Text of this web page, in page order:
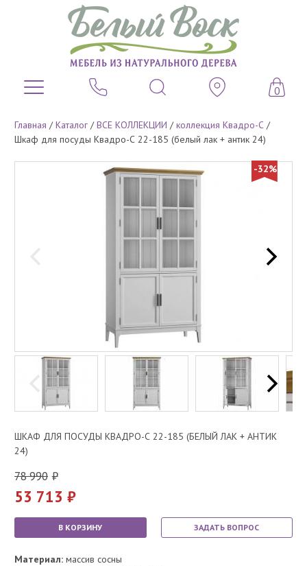
0
Главная /Каталог /ВСЕ КОЛЛЕКЦИИ /коллекция Квадро-С /
Шкаф для посуды Квадро-С 22-185 (белый лак + антик 24)
-32%
ШКАФ ДЛЯ ПОСУДЫ КВАДРО-С 22-185 (БЕЛЫЙ ЛАК + АНТИК
24)
78 990
53 713
В КОРЗИНУ ЗАДАТЬ ВОПРОС
Материал: массив сосны